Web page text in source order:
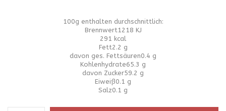
100g enthalten durchschnittlich:
Brennwert 1218 KJ
291 kcal
Fett2.2 g
davon ges. Fettsäuren0.4 g
Kohlenhydrate65.3 g
davon Zucker59.2 g
Eiweiß0.1 g
Salz0.1 g